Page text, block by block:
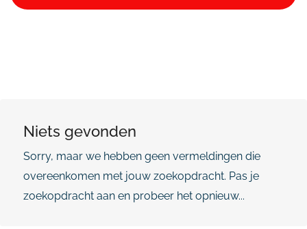
Niets gevonden
Sorry, maar we hebben geen vermeldingen die
overeenkomen met jouw zoekopdracht. Pas je
zoekopdracht aan en probeer het opnieuw...